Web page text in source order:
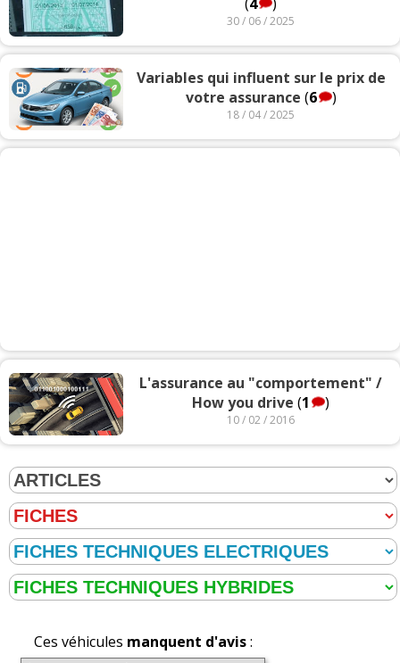
30 / 06 / 2025
Variables qui influent sur le prix de
votre assurance (6 )
18 / 04 / 2025
L'assurance au "comportement" /
How you drive (1 )
10 / 02 / 2016
Ces véhicules manquent d'avis: